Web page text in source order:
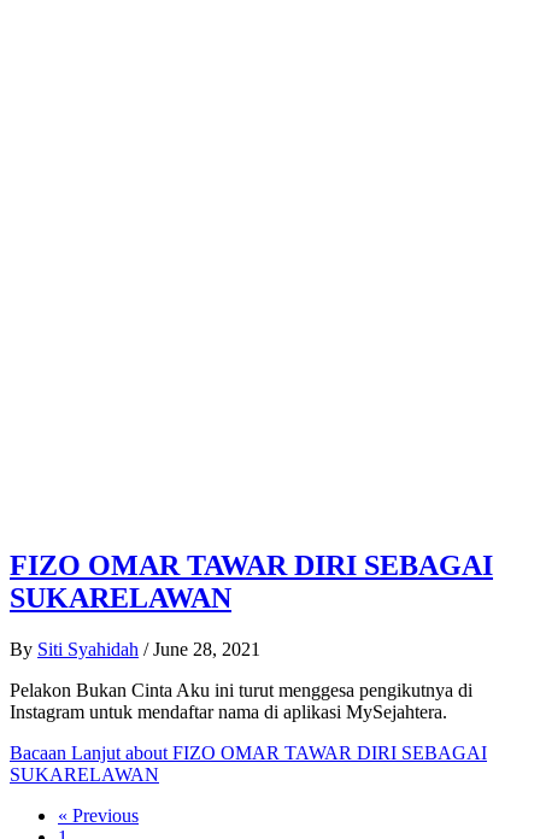
FIZO OMAR TAWAR DIRI SEBAGAI
SUKARELAWAN
By Siti Syahidah / June 28, 2021
Pelakon Bukan Cinta Aku ini turut menggesa pengikutnya di
Instagram untuk mendaftar nama di aplikasi MySejahtera.
Bacaan Lanjut about FIZO OMAR TAWAR DIRI SEBAGAI
SUKARELAWAN
« Previous